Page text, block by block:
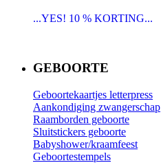
...YES! 10 % KORTING...
GEBOORTE
Geboortekaartjes letterpress
Aankondiging zwangerschap
Raamborden geboorte
Sluitstickers geboorte
Babyshower/kraamfeest
Geboortestempels